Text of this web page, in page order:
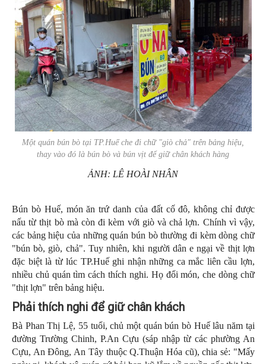
Một quán bún bò tại TP.Huế che đi chữ "giò chả" trên bảng hiệu,
thay vào đó là bún bò và bún vịt để giữ chân khách hàng
ẢNH: LÊ HOÀI NHÂN
Bún bò Huế, món ăn trứ danh của đất cố đô, không chỉ được
nấu từ thịt bò mà còn đi kèm với giò và chả lợn. Chính vì vậy,
các bảng hiệu của những quán bún bò thường đi kèm dòng chữ
"bún bò, giò, chả". Tuy nhiên, khi người dân e ngại về thịt lợn
đặc biệt là từ lúc TP.Huế ghi nhận những ca mắc liên cầu lợn,
nhiều chủ quán tìm cách thích nghi. Họ đổi món, che dòng chữ
"thịt lợn" trên bảng hiệu.
Phải thích nghi để giữ chân khách
Bà Phan Thị Lệ, 55 tuổi, chủ một quán bún bò Huế lâu năm tại
đường Trường Chinh, P.An Cựu (sáp nhập từ các phường An
Cựu, An Đông, An Tây thuộc Q.Thuận Hóa cũ), chia sẻ: "Mấy